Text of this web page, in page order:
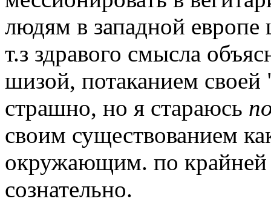
людям в западной
т.з здравого смысла
шизой, потаканием
страшно, но я стараюсь
своим существованием
окружающим. по крайней
сознательно.